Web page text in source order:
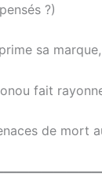
?)
sa
fait
de mort